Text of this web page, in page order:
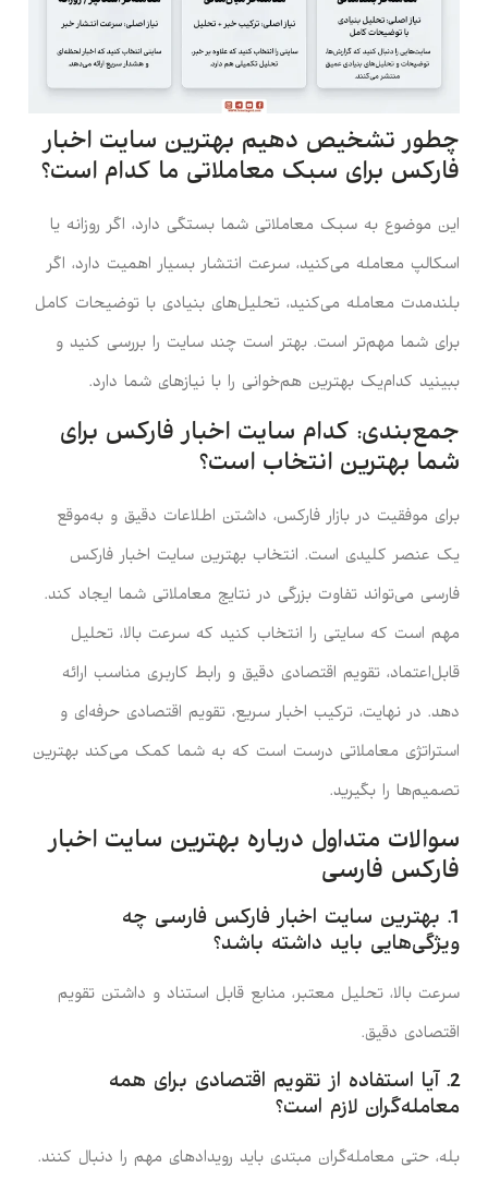
چطور تشخیص دهیم بهترین سایت اخبار
فارکس برای سبک معاملاتی ما کدام است؟
این موضوع به سبک معاملاتی شما بستگی دارد، اگر روزانه یا
اسکالپ معامله می‌کنید، سرعت انتشار بسیار اهمیت دارد، اگر
بلندمدت معامله می‌کنید، تحلیل‌های بنیادی با توضیحات کامل
برای شما مهم‌تر است. بهتر است چند سایت را بررسی کنید و
ببینید کدام‌یک بهترین هم‌خوانی را با نیازهای شما دارد.
جمع‌بندی: کدام سایت اخبار فارکس برای
شما بهترین انتخاب است؟
برای موفقیت در بازار فارکس، داشتن اطلاعات دقیق و به‌موقع
یک عنصر کلیدی است. انتخاب بهترین سایت اخبار فارکس
فارسی می‌تواند تفاوت بزرگی در نتایج معاملاتی شما ایجاد کند.
مهم است که سایتی را انتخاب کنید که سرعت بالا، تحلیل
قابل‌اعتماد، تقویم اقتصادی دقیق و رابط کاربری مناسب ارائه
دهد. در نهایت، ترکیب اخبار سریع، تقویم اقتصادی حرفه‌ای و
استراتژی معاملاتی درست است که به شما کمک می‌کند بهترین
تصمیم‌ها را بگیرید.
سوالات متداول درباره بهترین سایت اخبار
فارکس فارسی
1. بهترین سایت اخبار فارکس فارسی چه
ویژگی‌هایی باید داشته باشد؟
سرعت بالا، تحلیل معتبر، منابع قابل استناد و داشتن تقویم
اقتصادی دقیق.
2. آیا استفاده از تقویم اقتصادی برای همه
معامله‌گران لازم است؟
بله، حتی معامله‌گران مبتدی باید رویدادهای مهم را دنبال کنند.